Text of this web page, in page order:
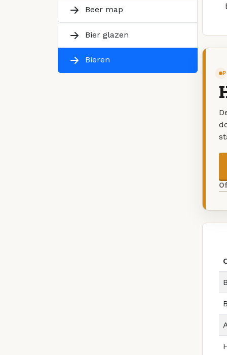
Beer map
Bier glazen
Bieren